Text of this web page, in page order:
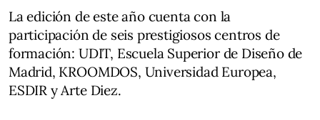
La edición de este año cuenta con la
participación de seis prestigiosos centros de
formación: UDIT, Escuela Superior de Diseño de
Madrid, KROOMDOS, Universidad Europea,
ESDIR y Arte Diez.